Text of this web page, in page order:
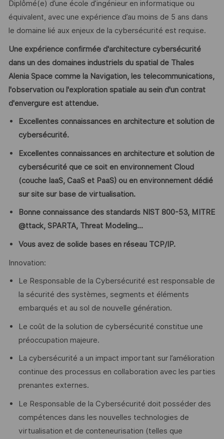
Diplômé(e) d’une école d’ingénieur en informatique ou
équivalent, avec une expérience d’au moins de 5 ans dans
le domaine lié aux enjeux de la cybersécurité est requise.
Une expérience confirmée d'architecture cybersécurité
dans un des domaines industriels du spatial de Thales
Alenia Space comme la Navigation, les telecommunications,
l'observation ou l'exploration spatiale au sein d'un contrat
d'envergure est attendue.
Excellentes connaissances en architecture et solution de
cybersécurité.
Excellentes connaissances en architecture et solution de
cybersécurité que ce soit en environnement Cloud
(couche IaaS, CaaS et PaaS) ou en environnement dédié
sur site sur base de virtualisation.
Bonne connaissance des standards NIST 800-53, MITRE
@ttack, SPARTA, Threat Modeling...
Vous avez de solide bases en réseau TCP/IP.
Innovation:
Le Responsable de la Cybersécurité est responsable de
la sécurité des systèmes, segments et éléments
embarqués et au sol de nouvelle génération.
Le coût de la solution de cybersécurité constitue une
préoccupation majeure.
La cybersécurité a un impact important sur l’amélioration
continue des processus en collaboration avec les parties
prenantes externes.
Le Responsable de la Cybersécurité doit posséder des
compétences dans les nouvelles technologies de
virtualisation et de conteneurisation (telles que